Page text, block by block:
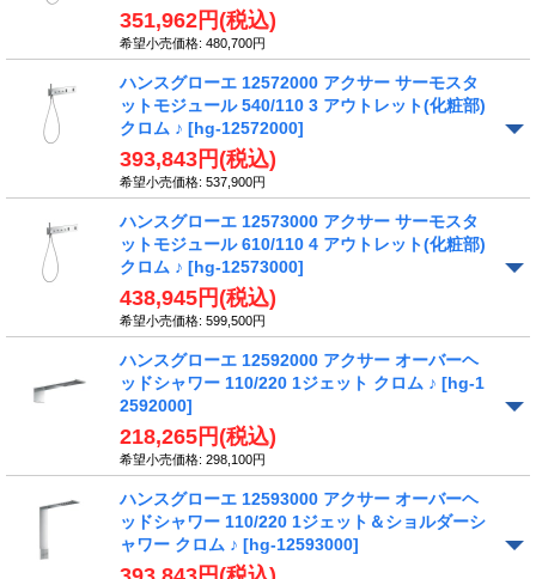
351,962円 (税込)
希望小売価格: 480,700円
ハンスグローエ 12572000 アクサー サーモスタ
ットモジュール 540/110 3 アウトレット(化粧部)
クロム ♪ [hg-12572000]
393,843円 (税込)
希望小売価格: 537,900円
ハンスグローエ 12573000 アクサー サーモスタ
ットモジュール 610/110 4 アウトレット(化粧部)
クロム ♪ [hg-12573000]
438,945円 (税込)
希望小売価格: 599,500円
ハンスグローエ 12592000 アクサー オーバーヘ
ッドシャワー 110/220 1ジェット クロム ♪ [hg-1
2592000]
218,265円 (税込)
希望小売価格: 298,100円
ハンスグローエ 12593000 アクサー オーバーヘ
ッドシャワー 110/220 1ジェット＆ショルダーシ
ャワー クロム ♪ [hg-12593000]